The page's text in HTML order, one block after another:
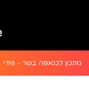
מתכון לכנאפה בשר - פודי